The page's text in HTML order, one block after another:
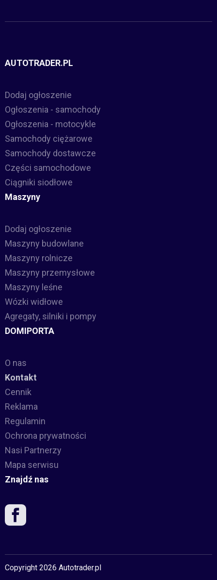
AUTOTRADER.PL
Dodaj ogłoszenie
Ogłoszenia - samochody
Ogłoszenia - motocykle
Samochody ciężarowe
Samochody dostawcze
Części samochodowe
Ciągniki siodłowe
Maszyny
Dodaj ogłoszenie
Maszyny budowlane
Maszyny rolnicze
Maszyny przemysłowe
Maszyny leśne
Wózki widłowe
Agregaty, silniki i pompy
DOMIPORTA
O nas
Kontakt
Cennik
Reklama
Regulamin
Ochrona prywatności
Nasi Partnerzy
Mapa serwisu
Znajdź nas
Copyright 2026 Autotrader.pl